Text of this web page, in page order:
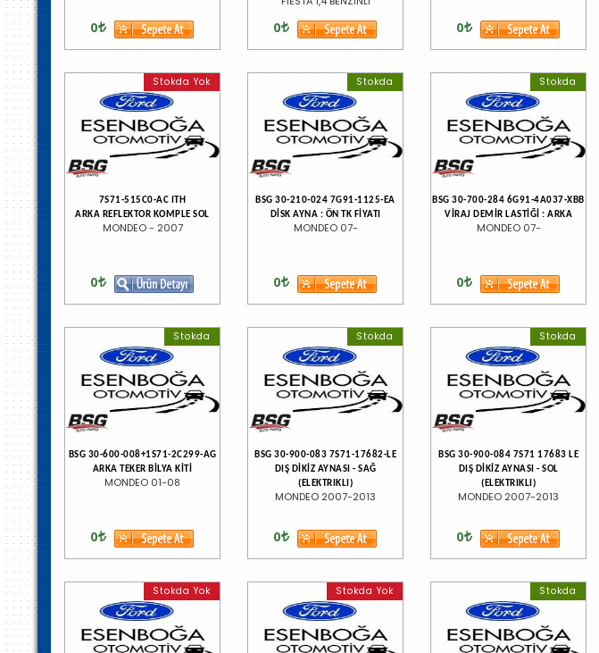
0 0 0
Stokda Yok
7S71-515C0-AC ITH
ARKA REFLEKTOR KOMPLE SOL
MONDEO - 2007
0
Stokda
BSG 30-210-024 7G91-1125-EA
DİSK AYNA : ÖN TK FİYATI
MONDEO 07-
0
Stokda
BSG 30-700-284 6G91-4A037-XBB
VİRAJ DEMİR LASTİĞİ : ARKA
MONDEO 07-
0
Stokda
BSG 30-600-008+1S71-2C299-AG
ARKA TEKER BİLYA KİTİ
MONDEO 01-08
0
Stokda
BSG 30-900-083 7S71-17682-LE
DIŞ DİKİZ AYNASI - SAĞ
(ELEKTRIKLI)
MONDEO 2007-2013
0
Stokda
BSG 30-900-084 7S71 17683 LE
DIŞ DİKİZ AYNASI - SOL
(ELEKTRIKLI)
MONDEO 2007-2013
0
Stokda Yok Stokda Yok Stokda